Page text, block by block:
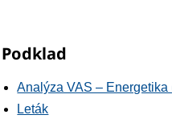
Podklad
Analýza VAS – Energetika
Leták